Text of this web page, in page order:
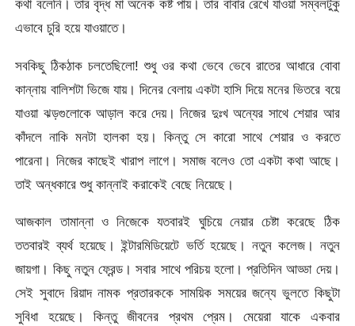
কথা বলেনি। তার বৃদ্ধ মা অনেক কষ্ট পায়। তার বাবার রেখে যাওয়া সম্বলটুকু
এভাবে চুরি হয়ে যাওয়াতে।
সবকিছু ঠিকঠাক চলতেছিলো! শুধু ওর কথা ভেবে ভেবে রাতের আধারে বোবা
কান্নায় বালিশটা ভিজে যায়। দিনের বেলায় একটা হাসি দিয়ে মনের ভিতরে বয়ে
যাওয়া ঝড়গুলোকে আড়াল করে দেয়। নিজের দুঃখ অন্যের সাথে শেয়ার আর
কাঁদলে নাকি মনটা হালকা হয়। কিন্তু সে কারো সাথে শেয়ার ও করতে
পারেনা। নিজের কাছেই খারাপ লাগে। সমাজ বলেও তো একটা কথা আছে।
তাই অন্ধকারে শুধু কান্নাই করাকেই বেছে নিয়েছে।
আজকাল তামান্না ও নিজেকে যতবারই ঘুচিয়ে নেয়ার চেষ্টা করেছে ঠিক
ততবারই ব্যর্থ হয়েছে। ইন্টারমিডিয়েটে ভর্তি হয়েছে। নতুন কলেজ। নতুন
জায়গা। কিছু নতুন ফ্রেন্ড। সবার সাথে পরিচয় হলো। প্রতিদিন আড্ডা দেয়।
সেই সুবাদে রিয়াদ নামক প্রতারককে সাময়িক সময়ের জন্যে ভুলতে কিছুটা
সুবিধা হয়েছে। কিন্তু জীবনের প্রথম প্রেম। মেয়েরা যাকে একবার